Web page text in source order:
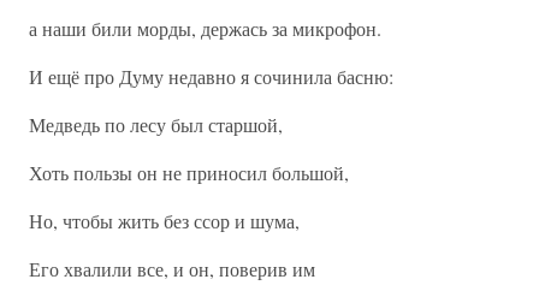
а наши били морды, держась за микрофон.
И ещё про Думу недавно я сочинила басню:
Медведь по лесу был старшой,
Хоть пользы он не приносил большой,
Но, чтобы жить без ссор и шума,
Его хвалили все, и он, поверив им